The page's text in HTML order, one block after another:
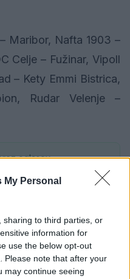
My Personal
sharing to third parties, or
information for
use the below opt-out
Please note that after your
may continue seeing
Maribor, Nafta 1903 –
Celje – Fužinar, Vipoll
– Kety Emmi Bistrica,
Rudar Velenje –
oglasov
Mura (6), 2. Fortis
(6), 4. Aluminij (4), 5.
(3), 7. Krško (3), 8.
10. Dravograd (3),